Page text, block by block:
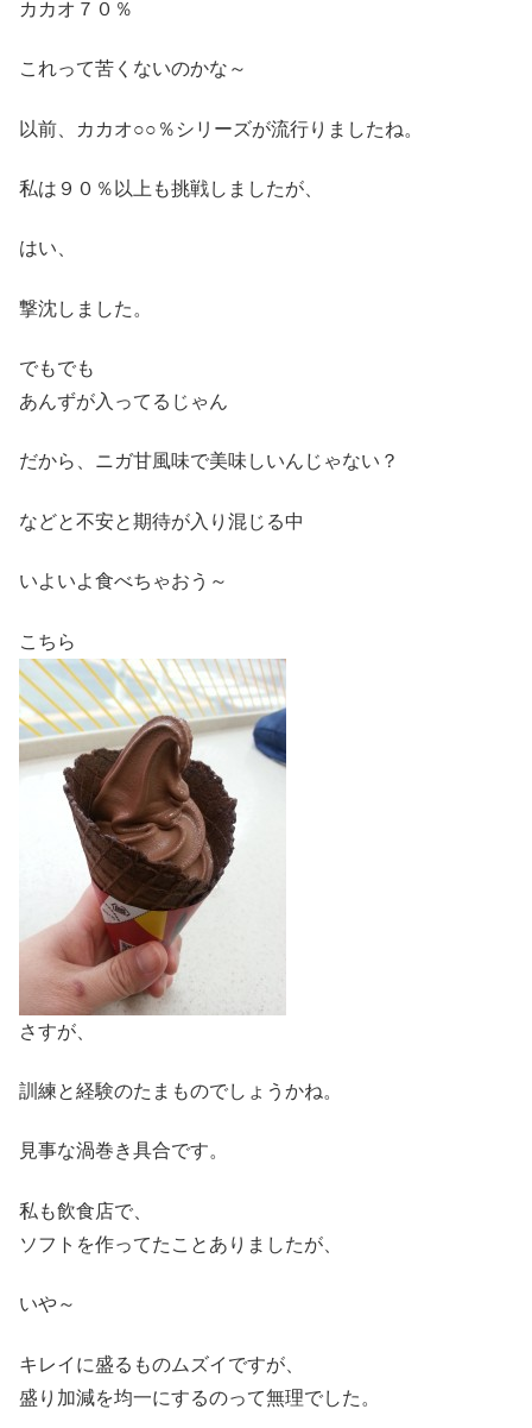
カカオ７０％
これって苦くないのかな～
以前、カカオ○○％シリーズが流行りましたね。
私は９０％以上も挑戦しましたが、
はい、
撃沈しました。
でもでも
あんずが入ってるじゃん
だから、ニガ甘風味で美味しいんじゃない？
などと不安と期待が入り混じる中
いよいよ食べちゃおう～
こちら
さすが、
訓練と経験のたまものでしょうかね。
見事な渦巻き具合です。
私も飲食店で、
ソフトを作ってたことありましたが、
いや～
キレイに盛るものムズイですが、
盛り加減を均一にするのって無理でした。